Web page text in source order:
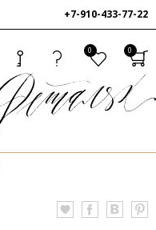
+7-910-433-77-22
0 0